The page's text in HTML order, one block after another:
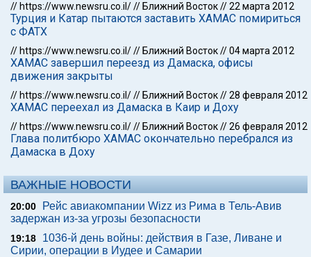
// https://www.newsru.co.il/// Ближний Восток//22 марта 2012
Турция и Катар пытаются заставить ХАМАС помириться
с ФАТХ
// https://www.newsru.co.il/// Ближний Восток//04 марта 2012
ХАМАС завершил переезд из Дамаска, офисы
движения закрыты
// https://www.newsru.co.il/// Ближний Восток//28 февраля 2012
ХАМАС переехал из Дамаска в Каир и Доху
// https://www.newsru.co.il/// Ближний Восток//26 февраля 2012
Глава политбюро ХАМАС окончательно перебрался из
Дамаска в Доху
ВАЖНЫЕ НОВОСТИ
20:00
Рейс авиакомпании Wizz из Рима в Тель-Авив
задержан из-за угрозы безопасности
19:18
1036-й день войны: действия в Газе, Ливане и
Сирии, операции в Иудее и Самарии